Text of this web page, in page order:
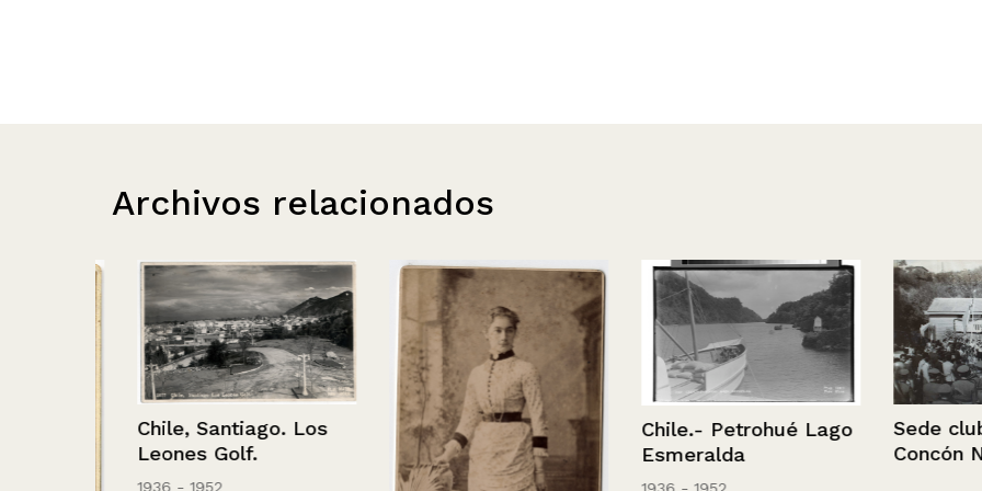
Archivos relacionados
Chile, Santiago. Los
Leones Golf.
1936 - 1952
Chile.- Petrohué Lago
Esmeralda
Sede club
Concón